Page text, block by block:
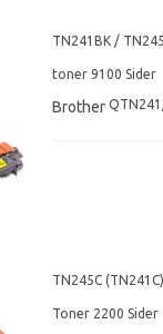
TN241BK /
toner 9100 Sider
Brother
TN245C
Toner 2200 Sider